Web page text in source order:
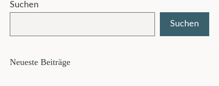
Suchen
Suchen
Neueste Beiträge